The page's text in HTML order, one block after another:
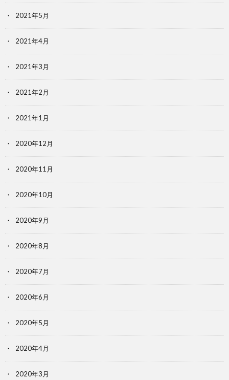
2021年5月
2021年4月
2021年3月
2021年2月
2021年1月
2020年12月
2020年11月
2020年10月
2020年9月
2020年8月
2020年7月
2020年6月
2020年5月
2020年4月
2020年3月